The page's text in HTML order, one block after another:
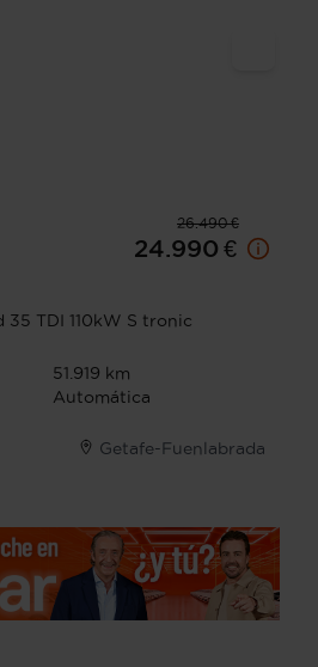
26.490 €
24.990 €
TDI 110kW S tronic
51.919 km
Automática
Getafe-Fuenlabrada